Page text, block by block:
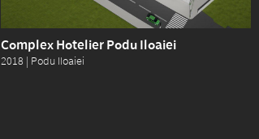
Complex Hotelier Podu Iloaiei
2018 | Podu Iloaiei